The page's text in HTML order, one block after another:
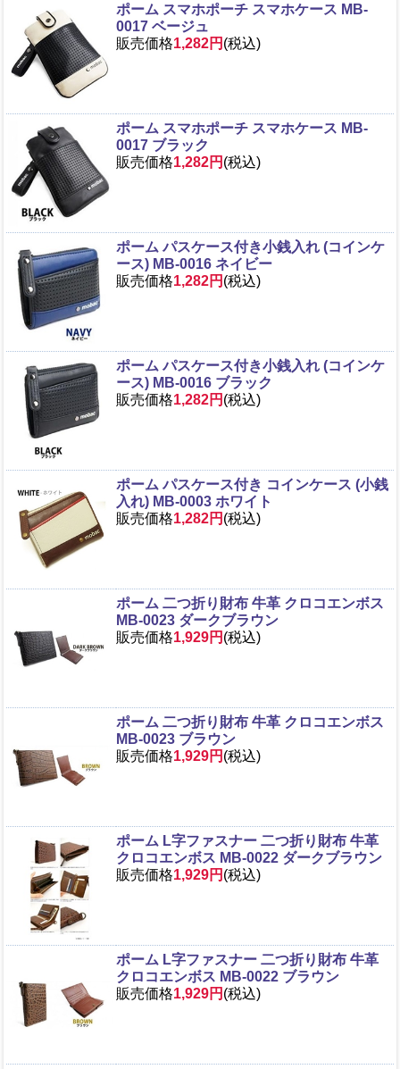
ポーム スマホポーチ スマホケース MB-
0017 ベージュ
販売価格1,282円 (税込)
ポーム スマホポーチ スマホケース MB-
0017 ブラック
販売価格1,282円 (税込)
ポーム パスケース付き小銭入れ (コインケ
ース) MB-0016 ネイビー
販売価格1,282円 (税込)
ポーム パスケース付き小銭入れ (コインケ
ース) MB-0016 ブラック
販売価格1,282円 (税込)
ポーム パスケース付き コインケース (小銭
入れ) MB-0003 ホワイト
販売価格1,282円 (税込)
ポーム 二つ折り財布 牛革 クロコエンボス
MB-0023 ダークブラウン
販売価格1,929円 (税込)
ポーム 二つ折り財布 牛革 クロコエンボス
MB-0023 ブラウン
販売価格1,929円 (税込)
ポーム L字ファスナー 二つ折り財布 牛革
クロコエンボス MB-0022 ダークブラウン
販売価格1,929円 (税込)
ポーム L字ファスナー 二つ折り財布 牛革
クロコエンボス MB-0022 ブラウン
販売価格1,929円 (税込)